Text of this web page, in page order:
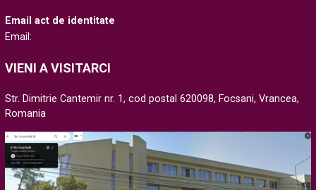
Email act de identitate
Email:
VIENI A VISITARCI
Str. Dimitrie Cantemir nr. 1, cod postal 620098, Focsani, Vrancea,
Romania